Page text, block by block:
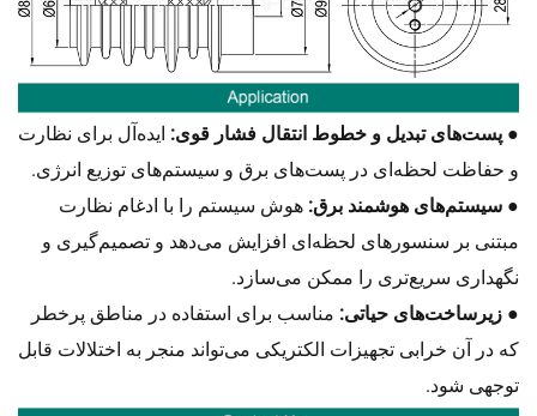
● پست‌های تبدیل و خطوط انتقال فشار قوی: ایده‌آل برای نظارت
و حفاظت لحظه‌ای در پست‌های برق و سیستم‌های توزیع انرژی.
● سیستم‌های هوشمند برق: هوش سیستم را با ادغام نظارت
مبتنی بر سنسورهای لحظه‌ای افزایش می‌دهد و تصمیم‌گیری و
نگهداری سریع‌تری را ممکن می‌سازد.
● زیرساخت‌های حیاتی: مناسب برای استفاده در مناطق پرخطر
که در آن خرابی تجهیزات الکتریکی می‌تواند منجر به اختلالات قابل
توجهی شود.